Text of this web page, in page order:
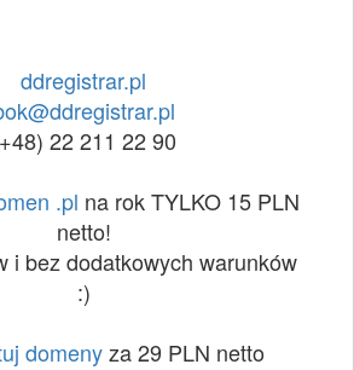
ddregistrar.pl
22 211 22 90
.pl na rok TYLKO 15 PLN
netto!
i bez dodatkowych warunków
:)
domenyza 29 PLN netto